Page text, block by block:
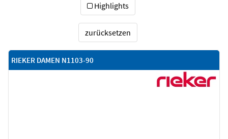
Highlights
zurücksetzen
RIEKER DAMEN N1103-90